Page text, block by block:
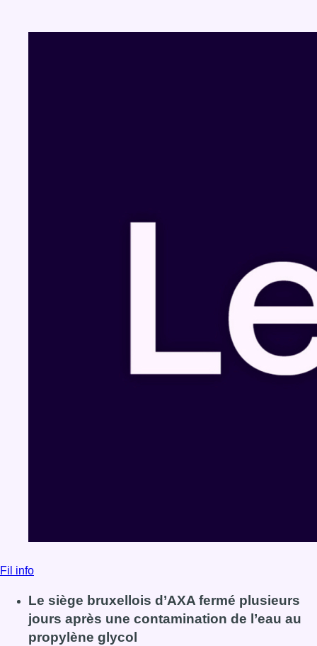
Fil info
Le siège bruxellois d’AXA fermé plusieurs
jours après une contamination de l’eau au
propylène glycol